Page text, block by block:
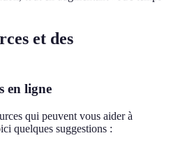
et des
en ligne
qui peuvent vous aider à
quelques suggestions :